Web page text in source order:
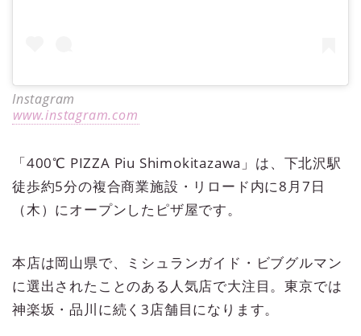
Instagram
www.instagram.com
「400℃ PIZZA Piu Shimokitazawa」は、下北沢駅
徒歩約5分の複合商業施設・リロード内に8月7日
（木）にオープンしたピザ屋です。
本店は岡山県で、ミシュランガイド・ビブグルマン
に選出されたことのある人気店で大注目。東京では
神楽坂・品川に続く3店舗目になります。